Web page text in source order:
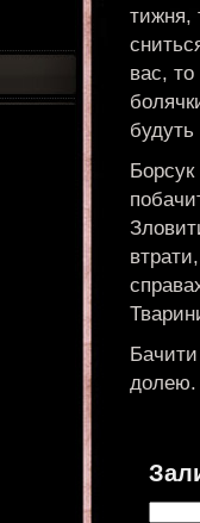
тижня,
вас, то
Бачити
долею.